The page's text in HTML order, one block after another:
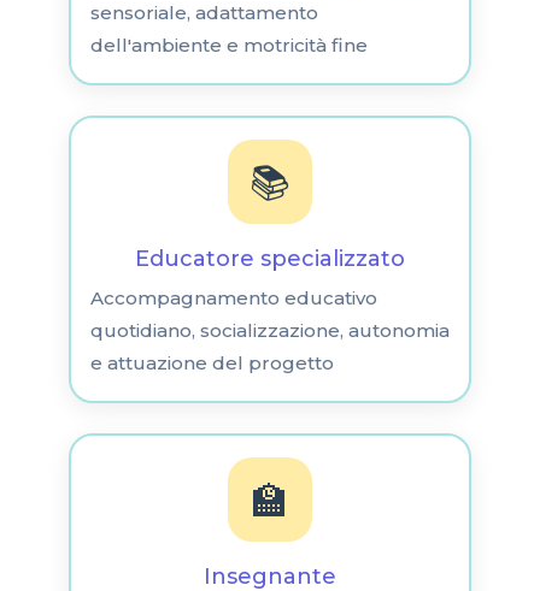
sensoriale, adattamento
dell'ambiente e motricità fine
📚
Educatore specializzato
Accompagnamento educativo
quotidiano, socializzazione, autonomia
e attuazione del progetto
🏫
Insegnante